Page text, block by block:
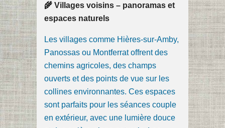
🌾 Villages voisins – panoramas et
espaces naturels
Les villages comme Hières-sur-Amby,
Panossas ou Montferrat offrent des
chemins agricoles, des champs
ouverts et des points de vue sur les
collines environnantes. Ces espaces
sont parfaits pour les séances couple
en extérieur, avec une lumière douce